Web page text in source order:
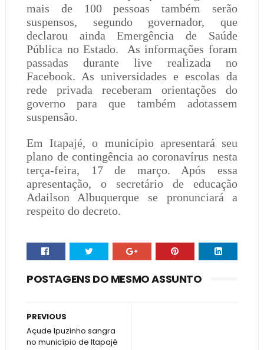
mais de 100 pessoas também serão
suspensos, segundo governador, que
declarou ainda Emergência de Saúde
Pública no Estado.
As informações foram
passadas durante live realizada no
Facebook. As universidades e escolas da
rede privada receberam orientações do
governo para que também adotassem
suspensão.
Em Itapajé, o município apresentará seu
plano de contingência ao coronavírus nesta
terça-feira, 17 de março. Após essa
apresentação, o secretário de educação
Adailson Albuquerque se pronunciará a
respeito do decreto.
POSTAGENS DO MESMO ASSUNTO
PREVIOUS
Açude Ipuzinho sangra
no município de Itapajé